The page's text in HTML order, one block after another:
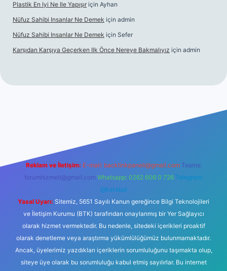
Plastik En Iyi Ne Ile Yapışır için Ayhan
Nüfuz Sahibi Insanlar Ne Demek için admin
Nüfuz Sahibi Insanlar Ne Demek için Sefer
Karşıdan Karşıya Geçerken Ilk Önce Nereye Bakmalıyız için admin
Reklam ve İletişim: E-mail: backlinkpaneli@gmail.com Teams:
forumhizmeti@gmail.com Whatsapp: 0262 606 0 726 Telegram:
@karabul
Yasal Uyarı: Sitemiz, 5651 Sayılı Kanun gereğince Bilgi Teknolojileri
ve İletişim Kurumu (BTK) tarafından onaylanmış bir Yer Sağlayıcı
olarak hizmet vermektedir. Bu nedenle, sitedeki içerikleri proaktif
olarak denetleme veya araştırma yükümlülüğümüz bulunmamaktadır.
Ancak, üyelerimiz yazdıkları içeriklerin sorumluluğunu taşımakta olup,
siteye üye olarak bu sorumluluğu kabul etmiş sayılırlar. Bu internet